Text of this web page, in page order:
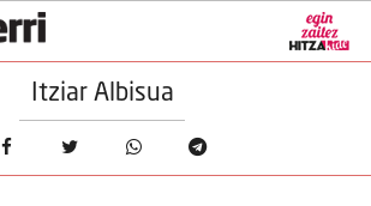
Itziar Albisua